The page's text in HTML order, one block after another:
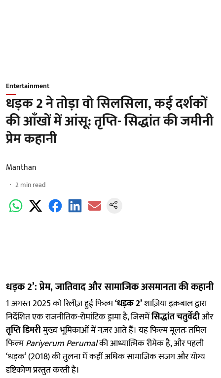
Entertainment
धड़क 2 ने तोड़ा वो सिलसिला, कई दर्शकों
की आँखों में आंसू: तृप्ति- सिद्धांत की जमीनी
प्रेम कहानी
Manthan
2min read
धड़क 2’: प्रेम, जातिवाद और सामाजिक असमानता की कहानी
1 अगस्त 2025 को रिलीज़ हुई फिल्म‘धड़क 2’शाज़िया इक़बाल द्वारा
निर्देशित एक राजनीतिक-रोमांटिक ड्रामा है, जिसमेंसिद्धांत चतुर्वेदीऔर
तृप्ति डिमरीमुख्य भूमिकाओं में नज़र आते हैं। यह फिल्म मूलतः तमिल
फिल्मPariyerum Perumalकी आध्यात्मिक रीमेक है, और पहली
‘धड़क’ (2018) की तुलना में कहीं अधिक सामाजिक सजग और योग्य
दृष्टिकोण प्रस्तुत करती है।